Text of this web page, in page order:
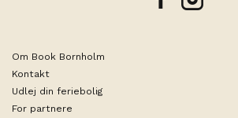
facebookinstagram
Om Book Bornholm
Kontakt
Udlej din feriebolig
For partnere